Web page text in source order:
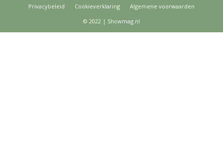
Privacybeleid Cookieverklaring
Algemene voorwaarden
© 2022 | Showmag.nl